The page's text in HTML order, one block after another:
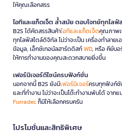
ให้คุณเลือกสรร
ไอทีและแก็ดเจ็ต ล้ำสมัย ตอบโจทย์ทุกไลฟ์
B2S ได้คัดสรรสินค้าไอทีและแก็ดเจ็ตคุณภาพเ
ทุกไลฟ์สไตล์ดิจิทัล ไม่ว่าจะเป็น เครื่องทำลายเ
ข้อมูล, เอ็กซ์เทอนัลฮาร์ดดิสก์WD, หรือ คีย์บอ
ให้การทำงานของคุณสะดวกสบายยิ่งขึ้น
เฟอร์นิเจอร์ดีไซน์ครบฟังก์ชั่น
นอกจากนี้ B2S ยังมีเฟอร์นิเจอร์ครบทุกฟังก์ชั
และที่ทำงาน ไม่ว่าจะเป็นโต๊ะทำงานพับได้ จาก
Furradecก็มีให้เลือกครบครัน
โปรโมชั่นและสิทธิพิเศษ